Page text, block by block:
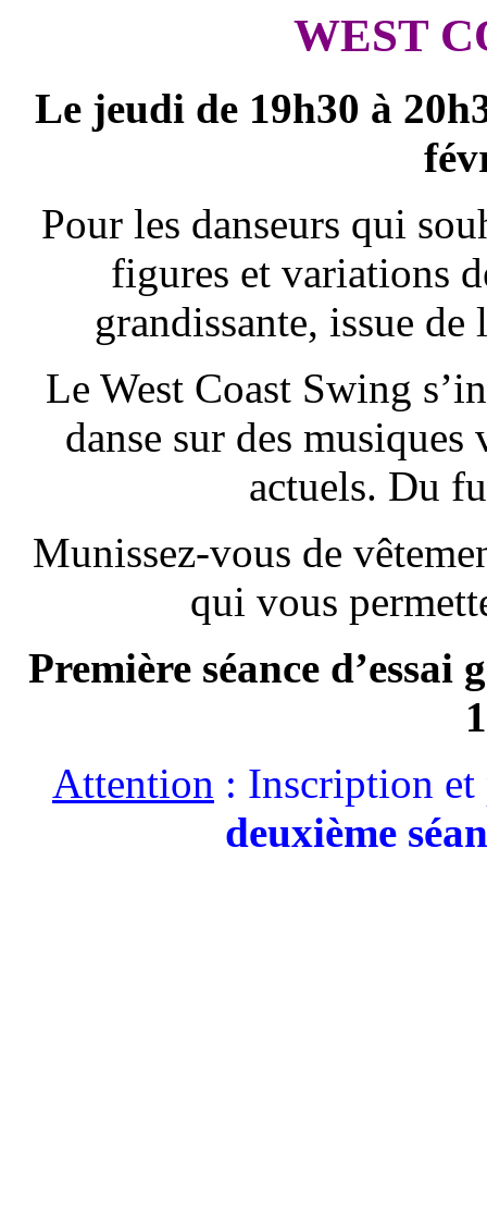
WEST
Le jeudi de 19h30 à
Pour les danseurs qui
figures et variations
grandissante, issue
Le West Coast Swing
danse sur des
actuels. Du
Munissez-vous de
qui vous
Première séance
Attention : Inscription
deuxième